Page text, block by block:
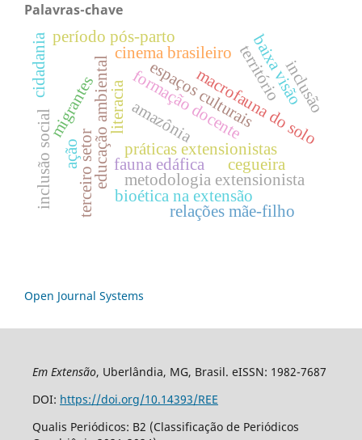
Palavras-chave
espaços culturais
práticas extensionistas
amazôniamacrofauna do solo
fauna edáfica
educação ambiental
cinema brasileiro
formação docente
terceiro setor metodologia extensionista
território
bioética na extensão
relações mãe-filho
período pós-parto
migrantes
cegueira
baixa visão
inclusão social
literacia
ação
cidadania inclusão
Open Journal Systems
Em Extensão, Uberlândia, MG, Brasil. eISSN: 1982-7687
DOI: https://doi.org/10.14393/REE
Qualis Periódicos: B2 (Classificação de Periódicos